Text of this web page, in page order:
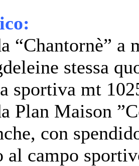
“Chantornè” a
stessa
sportiva mt
Plan Maison
con
al campo